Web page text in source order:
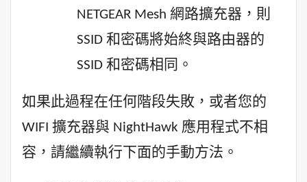
NETGEAR Mesh 網路擴充器，則
SSID 和密碼將始終與路由器的
SSID 和密碼相同。
如果此過程在任何階段失敗，或者您的
WIFI 擴充器與 NightHawk 應用程式不相
容，請繼續執行下面的手動方法。